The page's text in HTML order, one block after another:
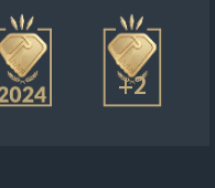
+2